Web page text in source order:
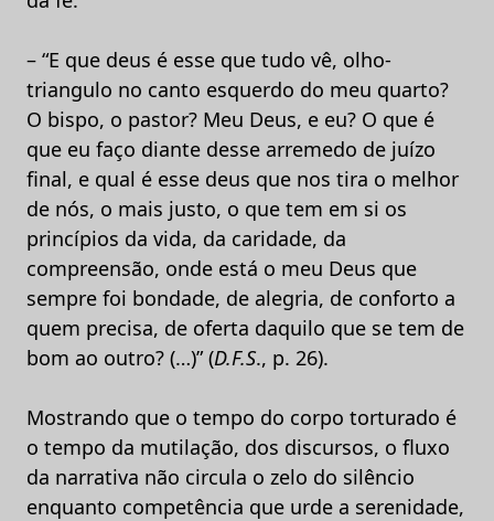
– “E que deus é esse que tudo vê, olho-
triangulo no canto esquerdo do meu quarto?
O bispo, o pastor? Meu Deus, e eu? O que é
que eu faço diante desse arremedo de juízo
final, e qual é esse deus que nos tira o melhor
de nós, o mais justo, o que tem em si os
princípios da vida, da caridade, da
compreensão, onde está o meu Deus que
sempre foi bondade, de alegria, de conforto a
quem precisa, de oferta daquilo que se tem de
bom ao outro? (…)” (D.F.S., p. 26).
Mostrando que o tempo do corpo torturado é
o tempo da mutilação, dos discursos, o fluxo
da narrativa não circula o zelo do silêncio
enquanto competência que urde a serenidade,